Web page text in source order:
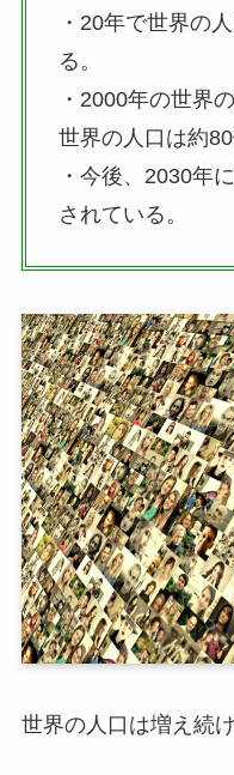
・20年で世界の
る。
・2000年の世界
世界の人口は約80
・今後、2030年
されている。
世界の人口は増え続